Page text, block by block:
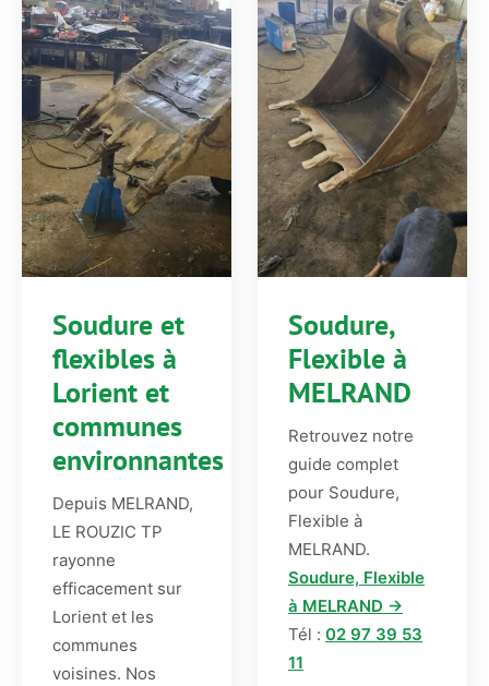
Soudure et
flexibles à
Lorient et
communes
environnantes
Depuis MELRAND,
LE ROUZIC TP
rayonne
efficacement sur
Lorient et les
communes
voisines. Nos
Soudure,
Flexible à
MELRAND
Retrouvez notre
guide complet
pour Soudure,
Flexible à
MELRAND.
Soudure, Flexible
à MELRAND →
Tél : 02 97 39 53
11